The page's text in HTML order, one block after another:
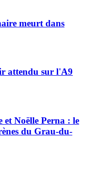
meurt dans
attendu sur l'A9
et Noëlle Perna : le
du Grau-du-